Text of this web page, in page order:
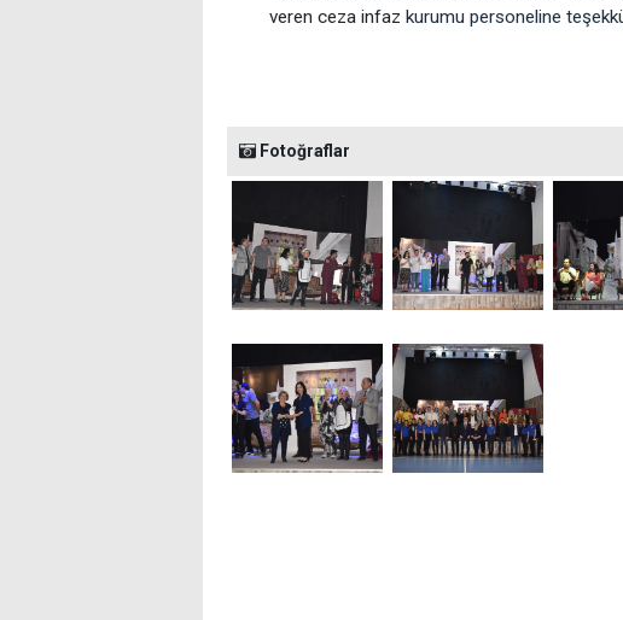
veren ceza infaz kurumu personeline
Fotoğraflar